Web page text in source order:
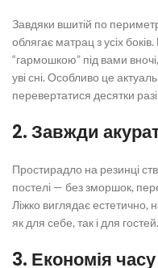
Завдяки вшитій по
облягає матрац з усіх
“гармошкою” під вами
уві сні. Особливо це
перевертатися десятки
2. Завжди
Простирадло на резинці
постелі — без зморшок,
Ліжко виглядає естетично,
як для себе, так і для гостей.
3. Економія